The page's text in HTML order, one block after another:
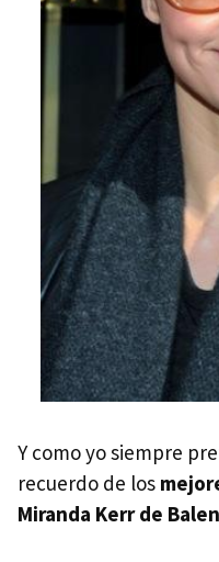
Y como yo siempre
recuerdo de los
Miranda Kerr de